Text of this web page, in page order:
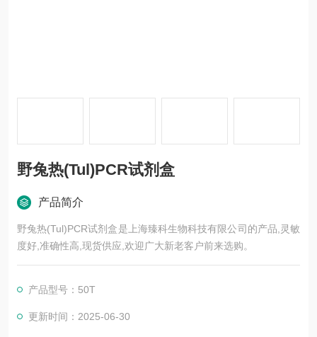
野兔热(Tul)PCR试剂盒
产品简介
野兔热(Tul)PCR试剂盒是上海臻科生物科技有限公司的产品,灵敏
度好,准确性高,现货供应,欢迎广大新老客户前来选购。
产品型号：50T
更新时间：2025-06-30